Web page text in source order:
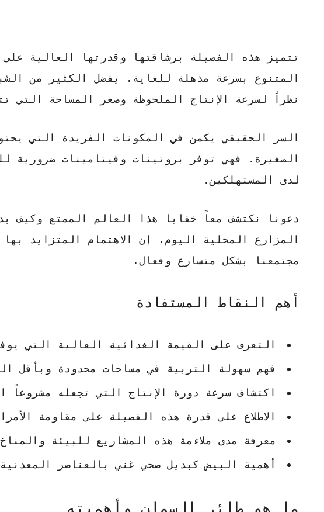
تتميز هذه الفصيلة برشاقتها وقدرتها العالية
المتنوع بسرعة مذهلة للغاية. يفضل الكثير من
نظراً لسرعة الإنتاج الملحوظة وصغر المساحة التي
السر الحقيقي يكمن في المكونات الفريدة التي
الصغيرة. فهي توفر بروتينات وفيتامينات ضرورية
لدى المستهلكين.
دعونا نكتشف معاً خفايا هذا العالم الممتع وكيف
المزارع المحلية اليوم. إن الاهتمام المتزايد
مجتمعنا بشكل متسارع وفعال.
أهم النقاط المستفادة
التعرف على القيمة الغذائية العالية التي
فهم سهولة التربية في مساحات محدودة وبأقل
اكتشاف سرعة دورة الإنتاج التي تجعله مشروعاً
الاطلاع على قدرة هذه الفصيلة على مقاومة
معرفة مدى ملاءمة هذه المشاريع للبيئة
أهمية البيض كبديل صحي غني بالعناصر
ما هو طائر السمان وأهميته